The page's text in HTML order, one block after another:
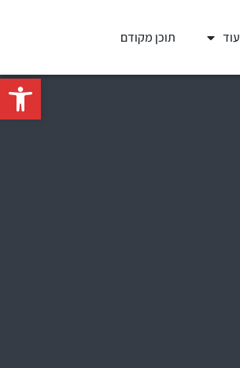
פתח
עוד תוכן מקודם